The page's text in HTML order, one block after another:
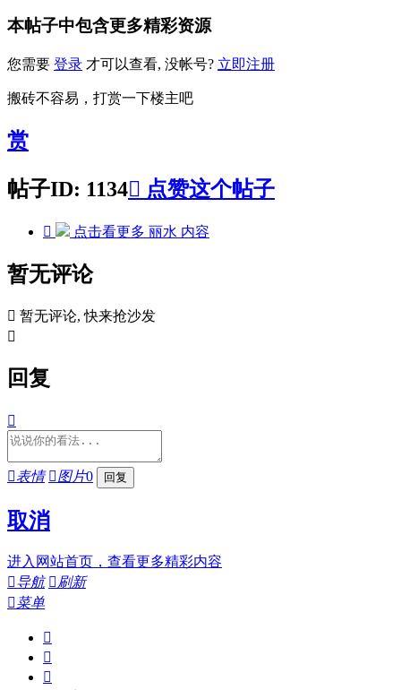
本帖子中包含更多精彩资源
您需要 登录 才可以查看, 没帐号? 立即注册
搬砖不容易，打赏一下楼主吧
赏
帖子ID: 1134 点赞这个帖子
 点击看更多 丽水 内容
暂无评论
 暂无评论, 快来抢沙发

回复

表情 图片0
取消
进入网站首页，查看更多精彩内容
导航 刷新
菜单


